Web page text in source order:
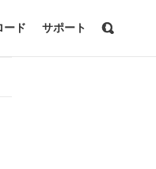
ード サポート